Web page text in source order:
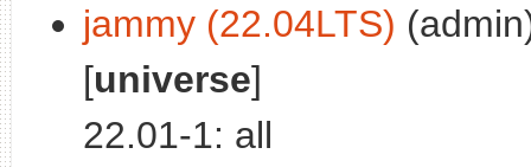
jammy (22.04LTS)
[universe]
22.01-1: all